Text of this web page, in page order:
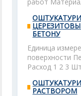
БЕТОНУ
Единица
поверхности
Расход 1 2 3
РАСТВОРОМ